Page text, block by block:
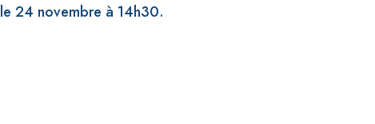
le 24 novembre à 14h30.